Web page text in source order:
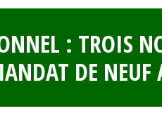
: TROIS
DE NEUF